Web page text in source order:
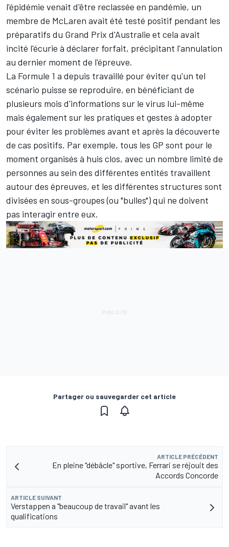
l'épidémie venait d'être reclassée en pandémie, un
membre de McLaren avait été testé positif pendant les
préparatifs du Grand Prix d'Australie et cela avait
incité l'écurie à déclarer forfait, précipitant l'annulation
au dernier moment de l'épreuve.
La Formule 1 a depuis travaillé pour éviter qu'un tel
scénario puisse se reproduire, en bénéficiant de
plusieurs mois d'informations sur le virus lui-même
mais également sur les pratiques et gestes à adopter
pour éviter les problèmes avant et après la découverte
de cas positifs. Par exemple, tous les GP sont pour le
moment organisés à huis clos, avec un nombre limité de
personnes au sein des différentes entités travaillent
autour des épreuves, et les différentes structures sont
divisées en sous-groupes (ou "bulles") qui ne doivent
pas interagir entre eux.
Partager ou sauvegarder cet article
ARTICLE PRÉCÉDENT
En pleine "débâcle" sportive, Ferrari se réjouit des
Accords Concorde
ARTICLE SUIVANT
Verstappen a "beaucoup de travail" avant les
qualifications